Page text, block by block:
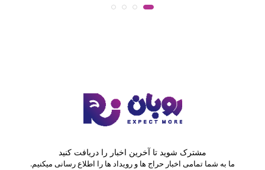
مشترک شوید تا آخرین اخبار را دریافت کنید
ما به شما تمامی اخبار حراج ها و رویداد ها را اطلاع رسانی میکنیم.